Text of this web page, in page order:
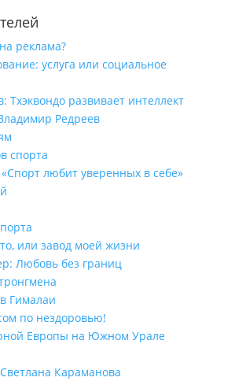
реклама?
услуга или социальное
Тхэквондо развивает интеллект
Редреев
спорта
«Спорт любит уверенных в себе»
или завод моей жизни
Любовь без границ
Гималаи
по нездоровью!
Европы на Южном Урале
Караманова